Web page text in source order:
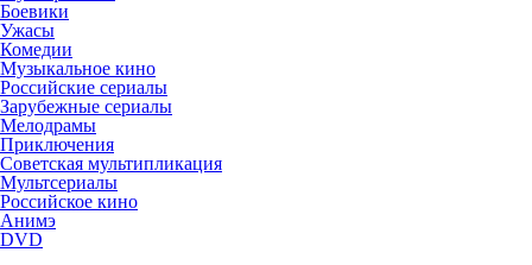
Боевики
Ужасы
Комедии
Музыкальное кино
Российские сериалы
Зарубежные сериалы
Мелодрамы
Приключения
Советская мультипликация
Мультсериалы
Российское кино
Анимэ
DVD